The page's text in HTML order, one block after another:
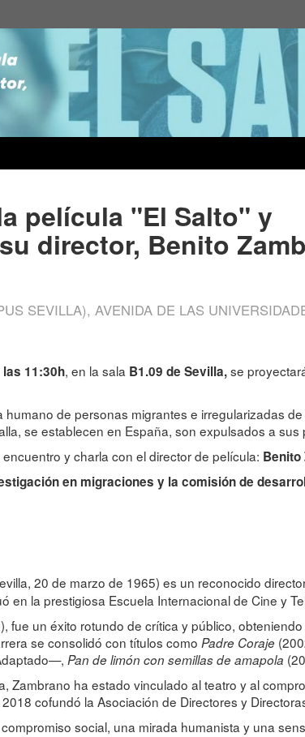
película "El Salto" y
director, Benito
SEVILLA), AVENIDA DE LAS
las 11:30h, en la sala B1.09 de Sevilla,se
humano de personas migrantes e irregularizadas
se establecen en España, son expulsados a
y charla con el director de película: Benito
en migraciones y la comisión de
20 de marzo de 1965) es un reconocido
en la prestigiosa Escuela Internacional de Cine y
fue un éxito rotundo de crítica y público,
se consolidó con títulos como Padre Coraje
Pan de limón con semillas de amapola
Zambrano ha estado vinculado al teatro y al
cofundó la Asociación de Directores y
social, una mirada humanista y una